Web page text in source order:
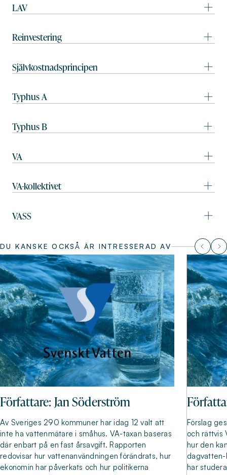
LAV
Reinvestering
Självkostnadsprincipen
Typhus A
Typhus B
VA
VA-kollektivet
VASS
DU KANSKE OCKSÅ ÄR INTRESSERAD AV
Författare: Jan Söderström
Av Sveriges 290 kommuner har idag 12 valt att
inte ha vattenmätare i småhus. VA-taxan baseras
där enbart på en fast årsavgift. Rapporten
redovisar hur vattenanvändningen förändrats, hur
ekonomin har påverkats och hur politikerna
Förslag
och rättvis
hur den
har